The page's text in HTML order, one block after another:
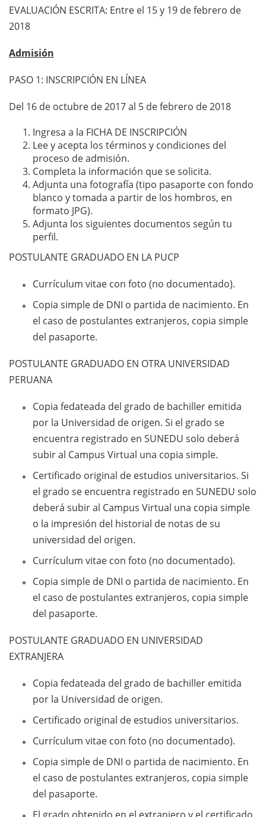
EVALUACIÓN ESCRITA: Entre el 15 y 19 de febrero de
2018
Admisión
PASO 1: INSCRIPCIÓN EN LÍNEA
Del 16 de octubre de 2017 al 5 de febrero de 2018
Ingresa a la FICHA DE INSCRIPCIÓN
Lee y acepta los términos y condiciones del
proceso de admisión.
Completa la información que se solicita.
Adjunta una fotografía (tipo pasaporte con fondo
blanco y tomada a partir de los hombros, en
formato JPG).
Adjunta los siguientes documentos según tu
perfil.
POSTULANTE GRADUADO EN LA PUCP
Currículum vitae con foto (no documentado).
Copia simple de DNI o partida de nacimiento. En
el caso de postulantes extranjeros, copia simple
del pasaporte.
POSTULANTE GRADUADO EN OTRA UNIVERSIDAD
PERUANA
Copia fedateada del grado de bachiller emitida
por la Universidad de origen. Si el grado se
encuentra registrado en SUNEDU solo deberá
subir al Campus Virtual una copia simple.
Certificado original de estudios universitarios. Si
el grado se encuentra registrado en SUNEDU solo
deberá subir al Campus Virtual una copia simple
o la impresión del historial de notas de su
universidad del origen.
Currículum vitae con foto (no documentado).
Copia simple de DNI o partida de nacimiento. En
el caso de postulantes extranjeros, copia simple
del pasaporte.
POSTULANTE GRADUADO EN UNIVERSIDAD
EXTRANJERA
Copia fedateada del grado de bachiller emitida
por la Universidad de origen.
Certificado original de estudios universitarios.
Currículum vitae con foto (no documentado).
Copia simple de DNI o partida de nacimiento. En
el caso de postulantes extranjeros, copia simple
del pasaporte.